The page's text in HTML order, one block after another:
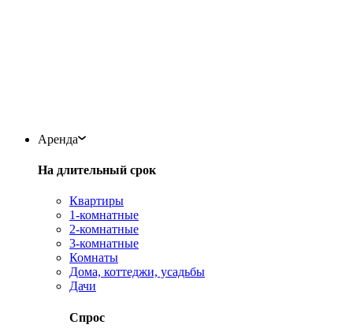
Аренда
На длительный срок
Квартиры
1-комнатные
2-комнатные
3-комнатные
Комнаты
Дома, коттеджи, усадьбы
Дачи
Спрос